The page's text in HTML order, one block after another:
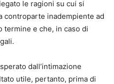
le ragioni su cui si
controparte inadempiente ad
termine e che, in caso di
dall’intimazione
utile, pertanto, prima di